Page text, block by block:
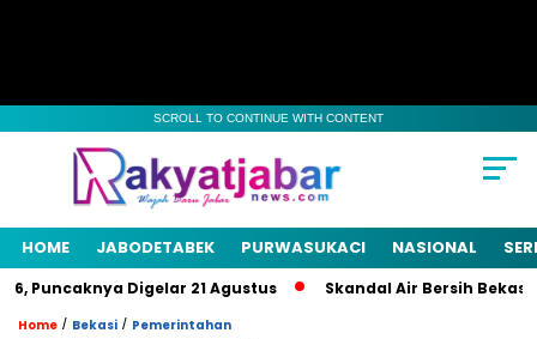
SCROLL TO CONTINUE WITH CONTENT
HOME JABODETABEK PURWASUKACI NASIONAL
Puncaknya Digelar 21 Agustus Skandal Air Bersih Bekasi!
Home / Bekasi / Pemerintahan